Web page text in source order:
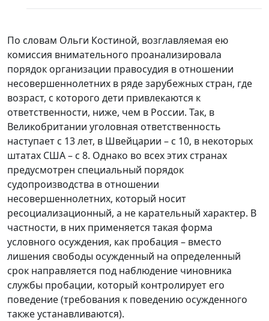
По словам Ольги Костиной, возглавляемая ею
комиссия внимательного проанализировала
порядок организации правосудия в отношении
несовершеннолетних в ряде зарубежных стран, где
возраст, с которого дети привлекаются к
ответственности, ниже, чем в России. Так, в
Великобритании уголовная ответственность
наступает с 13 лет, в Швейцарии – с 10, в некоторых
штатах США – с 8. Однако во всех этих странах
предусмотрен специальный порядок
судопроизводства в отношении
несовершеннолетних, который носит
ресоциализационный, а не карательный характер. В
частности, в них применяется такая форма
условного осуждения, как пробация – вместо
лишения свободы осужденный на определенный
срок направляется под наблюдение чиновника
службы пробации, который контролирует его
поведение (требования к поведению осужденного
также устанавливаются).